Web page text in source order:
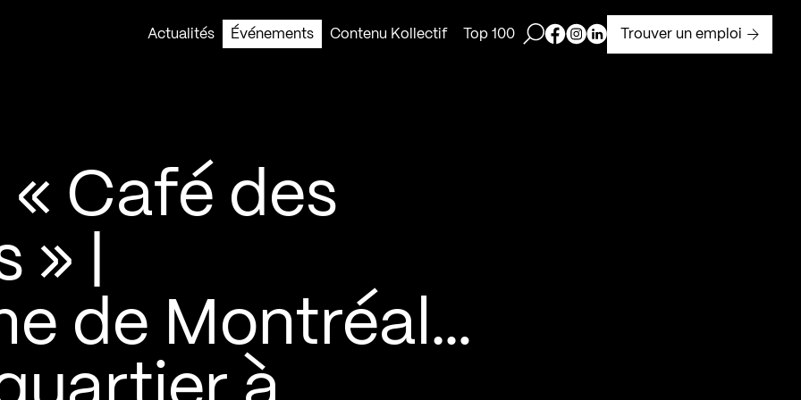
Actualités
Événements Contenu Kollectif Top 100 Ouvrir la barre de recherche
Page Facebook de Kollectif
Page Instagram de Kollectif
Page Linkedin de Kollectif
Trouver un emploi
« Café des
|
de Montréal…